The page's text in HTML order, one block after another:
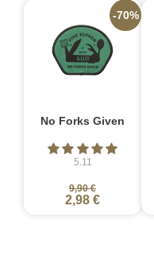
No Forks Given
5.11
9,90 €
2,98 €
-70%